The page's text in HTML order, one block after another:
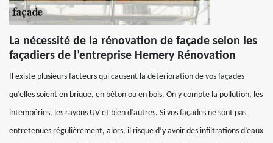
La nécessité de la rénovation de façade selon les
façadiers de l’entreprise Hemery Rénovation
Il existe plusieurs facteurs qui causent la détérioration de vos façades
qu’elles soient en brique, en béton ou en bois. On y compte la pollution, les
intempéries, les rayons UV et bien d’autres. Si vos façades ne sont pas
entretenues régulièrement, alors, il risque d’y avoir des infiltrations d’eaux